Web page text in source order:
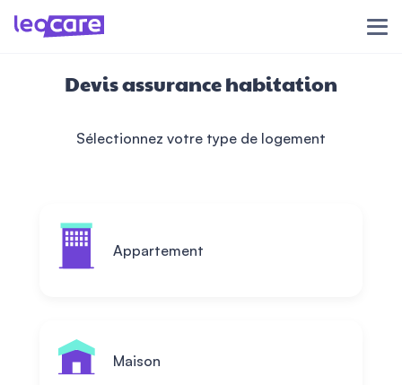
Devis assurance habitation
Sélectionnez votre type de logement
Appartement
Maison